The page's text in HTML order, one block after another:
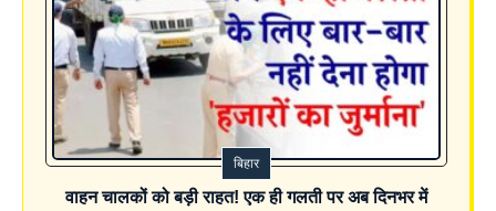
बिहार
वाहन चालकों को बड़ी राहत! एक ही गलती पर अब दिनभर में